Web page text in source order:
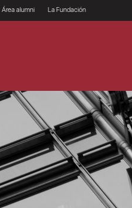
Área alumni La Fundación